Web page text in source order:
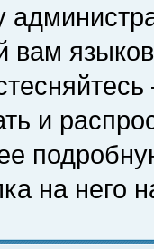
вам
и
на него